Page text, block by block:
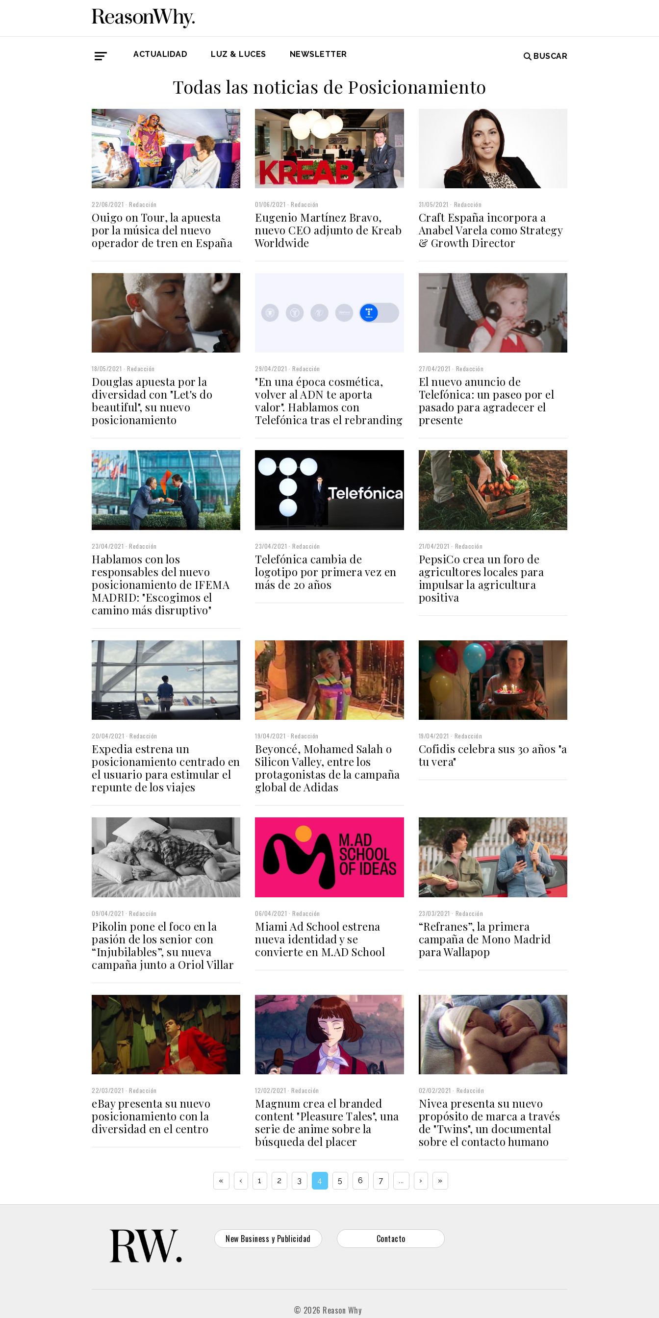
ACTUALIDAD LUZ & LUCES NEWSLETTER BUSCAR
Todas las noticias de Posicionamiento
22/06/2021 Redacción
Ouigo on Tour, la apuesta
por la música del nuevo
operador de tren en España
01/06/2021 Redacción
Eugenio Martínez Bravo,
nuevo CEO adjunto de Kreab
Worldwide
31/05/2021 Redacción
Craft España incorpora a
Anabel Varela como Strategy
& Growth Director
18/05/2021 Redacción
Douglas apuesta por la
diversidad con "Let's do
beautiful", su nuevo
posicionamiento
29/04/2021 Redacción
"En una época cosmética,
volver al ADN te aporta
valor". Hablamos con
Telefónica tras el rebranding
27/04/2021 Redacción
El nuevo anuncio de
Telefónica: un paseo por el
pasado para agradecer el
presente
23/04/2021 Redacción
Hablamos con los
responsables del nuevo
posicionamiento de IFEMA
MADRID: "Escogimos el
camino más disruptivo"
23/04/2021 Redacción
Telefónica cambia de
logotipo por primera vez en
más de 20 años
21/04/2021 Redacción
PepsiCo crea un foro de
agricultores locales para
impulsar la agricultura
positiva
20/04/2021 Redacción
Expedia estrena un
posicionamiento centrado en
el usuario para estimular el
repunte de los viajes
19/04/2021 Redacción
Beyoncé, Mohamed Salah o
Silicon Valley, entre los
protagonistas de la campaña
global de Adidas
19/04/2021 Redacción
Cofidis celebra sus 30 años "a
tu vera"
09/04/2021 Redacción
Pikolin pone el foco en la
pasión de los senior con
“Injubilables”, su nueva
campaña junto a Oriol Villar
06/04/2021 Redacción
Miami Ad School estrena
nueva identidad y se
convierte en M.AD School
23/03/2021 Redacción
“Refranes”, la primera
campaña de Mono Madrid
para Wallapop
22/03/2021 Redacción
eBay presenta su nuevo
posicionamiento con la
diversidad en el centro
12/02/2021 Redacción
Magnum crea el branded
content "Pleasure Tales", una
serie de anime sobre la
búsqueda del placer
02/02/2021 Redacción
Nivea presenta su nuevo
propósito de marca a través
de "Twins", un documental
sobre el contacto humano
« ‹ 1 2 3 4 5 6 7 ... › »
New Business y Publicidad Contacto
© 2026 Reason Why